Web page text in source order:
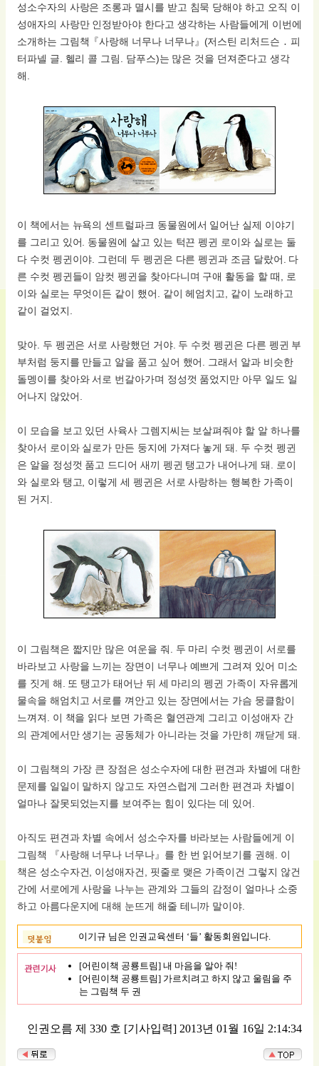
성소수자의 사랑은 조롱과 멸시를 받고 침묵 당해야 하고 오직 이
성애자의 사랑만 인정받아야 한다고 생각하는 사람들에게 이번에
소개하는 그림책『사랑해 너무나 너무나』(저스틴 리처드슨 ․ 피
터파넬 글. 헬리 콜 그림. 담푸스)는 많은 것을 던져준다고 생각
해.
이 책에서는 뉴욕의 센트럴파크 동물원에서 일어난 실제 이야기
를 그리고 있어. 동물원에 살고 있는 턱끈 펭귄 로이와 실로는 둘
다 수컷 펭귄이야. 그런데 두 펭귄은 다른 펭귄과 조금 달랐어. 다
른 수컷 펭귄들이 암컷 펭귄을 찾아다니며 구애 활동을 할 때, 로
이와 실로는 무엇이든 같이 했어. 같이 헤엄치고, 같이 노래하고
같이 걸었지.
맞아. 두 펭귄은 서로 사랑했던 거야. 두 수컷 펭귄은 다른 펭귄 부
부처럼 둥지를 만들고 알을 품고 싶어 했어. 그래서 알과 비슷한
돌멩이를 찾아와 서로 번갈아가며 정성껏 품었지만 아무 일도 일
어나지 않았어.
이 모습을 보고 있던 사육사 그렘지씨는 보살펴줘야 할 알 하나를
찾아서 로이와 실로가 만든 둥지에 가져다 놓게 돼. 두 수컷 펭귄
은 알을 정성껏 품고 드디어 새끼 펭귄 탱고가 내어나게 돼. 로이
와 실로와 탱고, 이렇게 세 펭귄은 서로 사랑하는 행복한 가족이
된 거지.
이 그림책은 짧지만 많은 여운을 줘. 두 마리 수컷 펭귄이 서로를
바라보고 사랑을 느끼는 장면이 너무나 예쁘게 그려져 있어 미소
를 짓게 해. 또 탱고가 태어난 뒤 세 마리의 펭귄 가족이 자유롭게
물속을 해엄치고 서로를 껴안고 있는 장면에서는 가슴 뭉클함이
느껴져. 이 책을 읽다 보면 가족은 혈연관계 그리고 이성애자 간
의 관계에서만 생기는 공동체가 아니라는 것을 가만히 깨닫게 돼.
이 그림책의 가장 큰 장점은 성소수자에 대한 편견과 차별에 대한
문제를 일일이 말하지 않고도 자연스럽게 그러한 편견과 차별이
얼마나 잘못되었는지를 보여주는 힘이 있다는 데 있어.
아직도 편견과 차별 속에서 성소수자를 바라보는 사람들에게 이
그림책 『사랑해 너무나 너무나』를 한 번 읽어보기를 권해. 이
책은 성소수자건, 이성애자건, 핏줄로 맺은 가족이건 그렇지 않건
간에 서로에게 사랑을 나누는 관계와 그들의 감정이 얼마나 소중
하고 아름다운지에 대해 눈뜨게 해줄 테니까 말이야.
이기규 님은 인권교육센터 ‘들’ 활동회원입니다.
[어린이책 공룡트림] 내 마음을 알아 줘!
[어린이책 공룡트림] 가르치려고 하지 않고 울림을 주
는 그림책 두 권
인권오름 제 330 호 [기사입력] 2013년 01월 16일 2:14:34